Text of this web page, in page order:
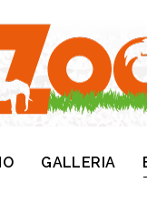
GALLERIA